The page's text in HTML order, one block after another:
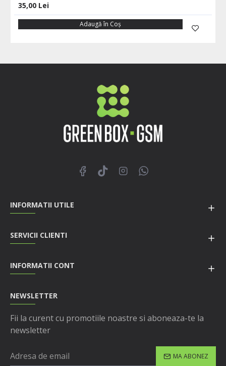
35,00 Lei
Adaugă în Coş
INFORMATII UTILE
SERVICII CLIENTI
INFORMATII CONT
NEWSLETTER
Fii la curent cu promotiile noastre si aboneaza-te la
newsletter
MA ABONEZ